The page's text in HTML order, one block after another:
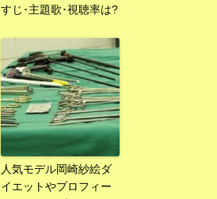
すじ･主題歌･視聴率は?
人気モデル岡崎紗絵ダ
イエットやプロフィー